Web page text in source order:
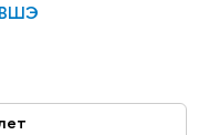
ВШЭ